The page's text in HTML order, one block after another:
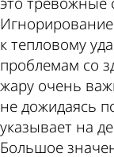
к тепловому
проблемам со
жару очень
не дожидаясь
указывает на
Большое